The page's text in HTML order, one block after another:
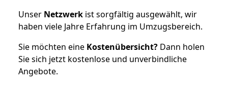
Unser Netzwerk ist sorgfältig ausgewählt, wir
haben viele Jahre Erfahrung im Umzugsbereich.
Sie möchten eine Kostenübersicht? Dann holen
Sie sich jetzt kostenlose und unverbindliche
Angebote.